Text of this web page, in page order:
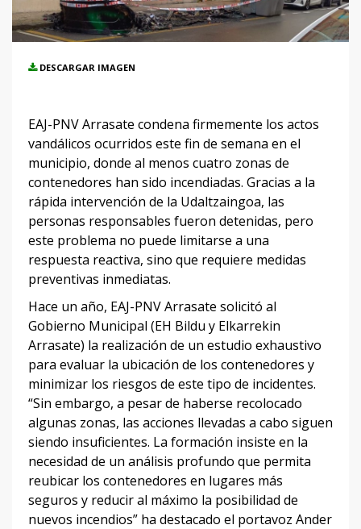
DESCARGAR IMAGEN
EAJ-PNV Arrasate condena firmemente los actos
vandálicos ocurridos este fin de semana en el
municipio, donde al menos cuatro zonas de
contenedores han sido incendiadas. Gracias a la
rápida intervención de la Udaltzaingoa, las
personas responsables fueron detenidas, pero
este problema no puede limitarse a una
respuesta reactiva, sino que requiere medidas
preventivas inmediatas.
Hace un año, EAJ-PNV Arrasate solicitó al
Gobierno Municipal (EH Bildu y Elkarrekin
Arrasate) la realización de un estudio exhaustivo
para evaluar la ubicación de los contenedores y
minimizar los riesgos de este tipo de incidentes.
“Sin embargo, a pesar de haberse recolocado
algunas zonas, las acciones llevadas a cabo siguen
siendo insuficientes. La formación insiste en la
necesidad de un análisis profundo que permita
reubicar los contenedores en lugares más
seguros y reducir al máximo la posibilidad de
nuevos incendios” ha destacado el portavoz Ander